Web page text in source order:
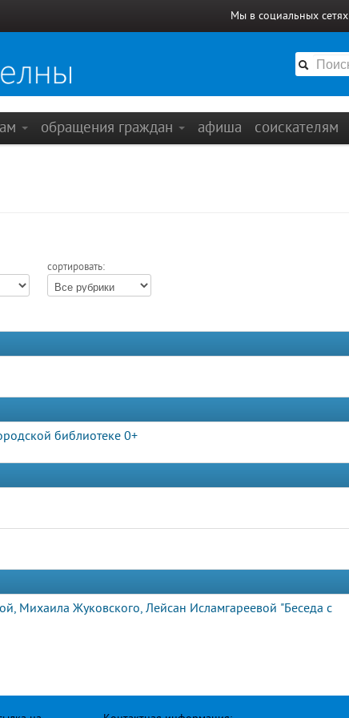
Мы в социальных сетях
обращения граждан афиша соискателям
сортировать:
библиотеке 0+
Михаила Жуковского, Лейсан Исламгареевой "Беседа с